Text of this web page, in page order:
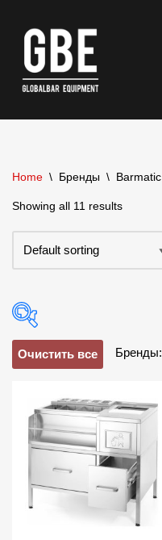
Перейти
содержимому
Home \ Бренды \ Barmatic
Showing all 11 results
В наличии
Фильтрация по рейтингу
Barmatic
Очистить все Бренды: